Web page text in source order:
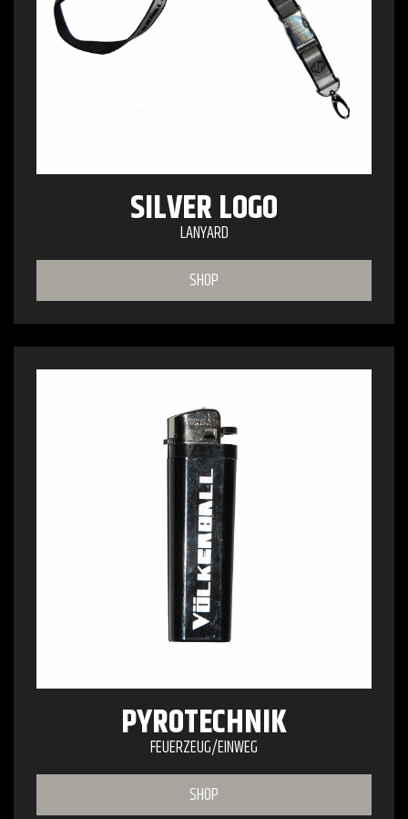
SILVER LOGO
LANYARD
SHOP
PYROTECHNIK
FEUERZEUG/EINWEG
SHOP